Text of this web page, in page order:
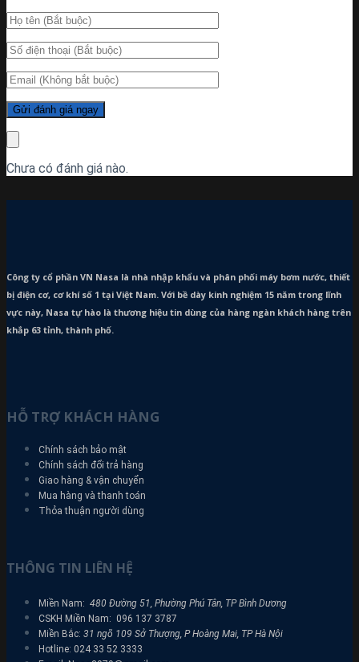
Chưa có đánh giá nào.
Công ty cổ phần VN Nasa là nhà nhập khẩu và phân phối máy bơm nước, thiết
bị điện cơ, cơ khí số 1 tại Việt Nam. Với bề dày kinh nghiệm 15 năm trong lĩnh
vực này, Nasa tự hào là thương hiệu tin dùng của hàng ngàn khách hàng trên
khắp 63 tỉnh, thành phố.
HỖ TRỢ KHÁCH HÀNG
Chính sách bảo mật
Chính sách đổi trả hàng
Giao hàng & vận chuyển
Mua hàng và thanh toán
Thỏa thuận người dùng
THÔNG TIN LIÊN HỆ
Miền Nam: 480 Đường 51, Phường Phú Tân, TP Bình Dương
CSKH Miền Nam: 096 137 3787
Miền Bắc: 31 ngõ 109 Sở Thượng, P Hoàng Mai, TP Hà Nội
Hotline: 024 33 52 3333